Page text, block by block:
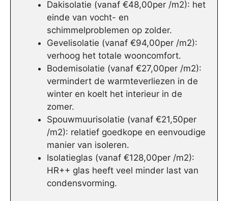
Dakisolatie (vanaf €48,00per /m2): het
einde van vocht- en
schimmelproblemen op zolder.
Gevelisolatie (vanaf €94,00per /m2):
verhoog het totale wooncomfort.
Bodemisolatie (vanaf €27,00per /m2):
vermindert de warmteverliezen in de
winter en koelt het interieur in de
zomer.
Spouwmuurisolatie (vanaf €21,50per
/m2): relatief goedkope en eenvoudige
manier van isoleren.
Isolatieglas (vanaf €128,00per /m2):
HR++ glas heeft veel minder last van
condensvorming.